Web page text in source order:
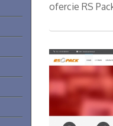
ofercie RS